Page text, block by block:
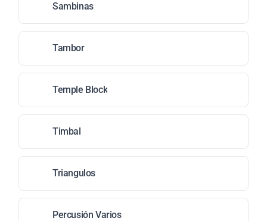
Sambinas
Tambor
Temple Block
Timbal
Triangulos
Percusión Varios